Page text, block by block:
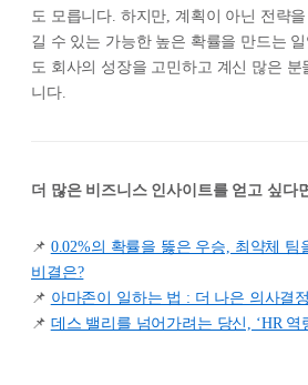
도 모릅니다. 하지만, 계획이 아닌 전략
길 수 있는 가능한 높은 확률을 만드는
도 회사의 성장을 고민하고 계신 많은
니다.
더 많은 비즈니스 인사이트를 얻고 싶다
📌 0.02%의 확률을 뚫은 우승, 최약체 팀
비결은?
📌 아마존이 일하는 법 : 더 나은 의사결
📌 데스 밸리를 넘어가려는 당신, ‘HR 역